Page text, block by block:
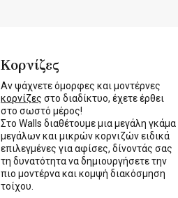
Κορνίζες
Αν ψάχνετε όμορφες και μοντέρνες
κορνίζες στο διαδίκτυο, έχετε έρθει
στο σωστό μέρος!
Στο Walls διαθέτουμε μια μεγάλη γκάμα
μεγάλων και μικρών κορνιζών ειδικά
επιλεγμένες για αφίσες, δίνοντάς σας
τη δυνατότητα να δημιουργήσετε την
πιο μοντέρνα και κομψή διακόσμηση
τοίχου.